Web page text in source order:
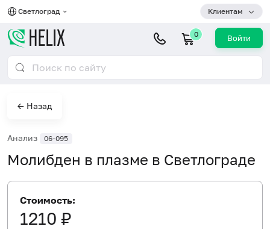
Светлоград Клиентам
0 Войти
← Назад
Анализ 06-095
Молибден в плазме в Светлограде
Стоимость:
1210 ₽